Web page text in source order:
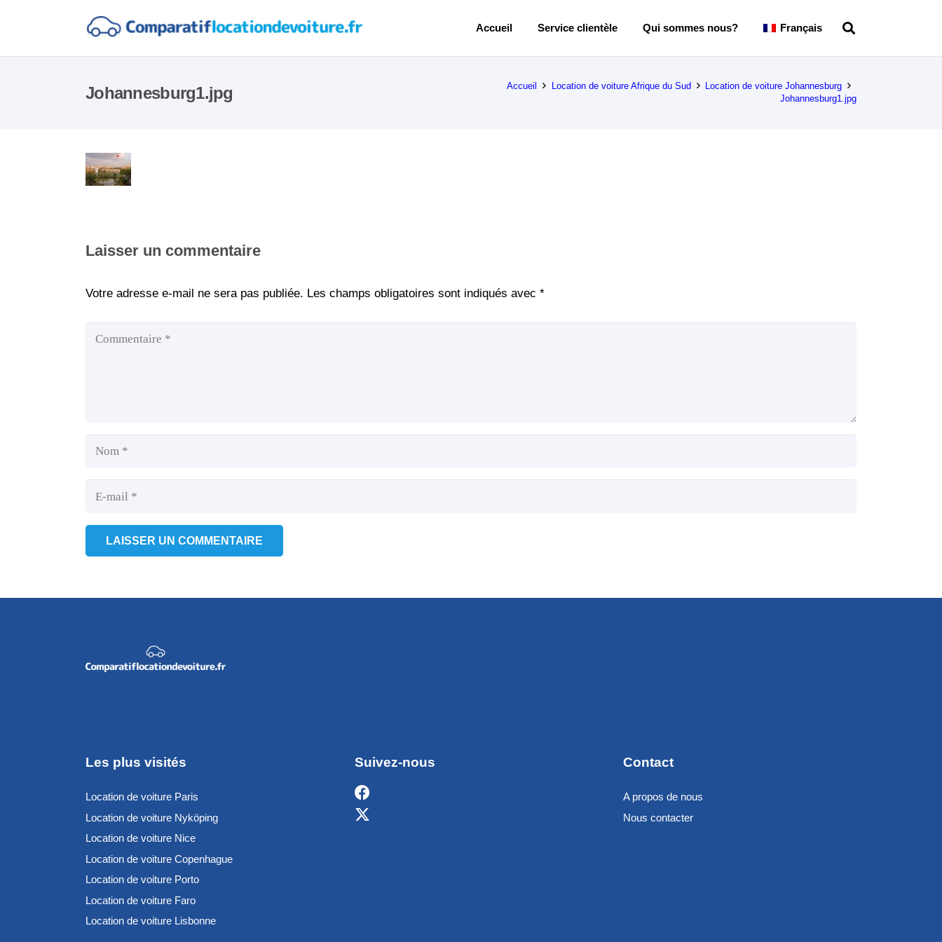
Accueil Service clientèle Qui sommes nous? Français
Johannesburg1.jpg Accueil Location de voiture Afrique du Sud
Location de voiture Johannesburg
Johannesburg1.jpg
Laisser un commentaire
Votre adresse e-mail ne sera pas publiée. Les champs obligatoires sont indiqués avec *
LAISSER UN COMMENTAIRE
Les plus visités
Location de voiture Paris
Location de voiture Nyköping
Location de voiture Nice
Location de voiture Copenhague
Location de voiture Porto
Location de voiture Faro
Location de voiture Lisbonne
Suivez-nous Contact
A propos de nous
Nous contacter